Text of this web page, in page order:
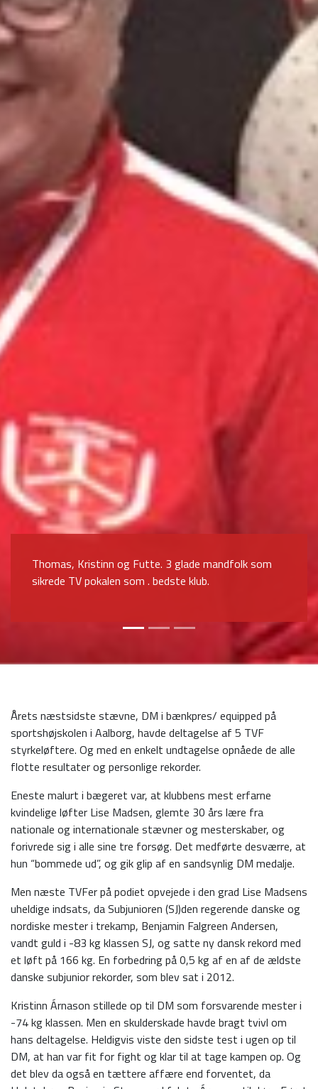
En glad Benjamin....DM guld og dansk rekord
Årets næstsidste stævne, DM i bænkpres/ equipped på
sportshøjskolen i Aalborg, havde deltagelse af 5 TVF
styrkeløftere. Og med en enkelt undtagelse opnåede de alle
flotte resultater og personlige rekorder.
Eneste malurt i bægeret var, at klubbens mest erfarne
kvindelige løfter Lise Madsen, glemte 30 års lære fra
nationale og internationale stævner og mesterskaber, og
forivrede sig i alle sine tre forsøg. Det medførte desværre, at
hun “bommede ud”, og gik glip af en sandsynlig DM medalje.
Men næste TVFer på podiet opvejede i den grad Lise Madsens
uheldige indsats, da Subjunioren (SJ)den regerende danske og
nordiske mester i trekamp, Benjamin Falgreen Andersen,
vandt guld i -83 kg klassen SJ, og satte ny dansk rekord med
et løft på 166 kg. En forbedring på 0,5 kg af en af de ældste
danske subjunior rekorder, som blev sat i 2012.
Kristinn Árnason stillede op til DM som forsvarende mester i
-74 kg klassen. Men en skulderskade havde bragt tvivl om
hans deltagelse. Heldigvis viste den sidste test i ugen op til
DM, at han var fit for fight og klar til at tage kampen op. Og
det blev da også en tættere affære end forventet, da